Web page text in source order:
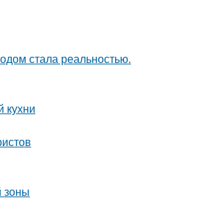
стала реальностью.
кухни
зоны